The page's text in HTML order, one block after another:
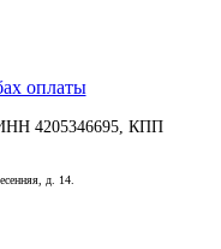
4205346695, КПП
д. 14.